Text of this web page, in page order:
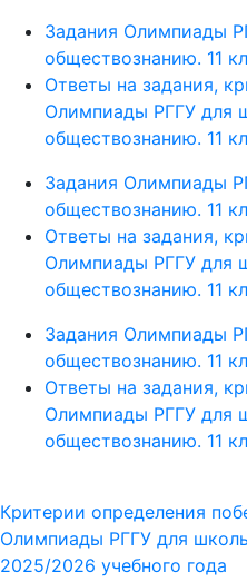
Задания Олимпиады
обществознанию. 11
Ответы на задания,
Олимпиады РГГУ для
обществознанию. 11
Задания Олимпиады
обществознанию. 11
Ответы на задания,
Олимпиады РГГУ для
обществознанию. 11
Задания Олимпиады
обществознанию. 11
Ответы на задания,
Олимпиады РГГУ для
обществознанию. 11
Критерии определения
Олимпиады РГГУ для
2025/2026 учебного года